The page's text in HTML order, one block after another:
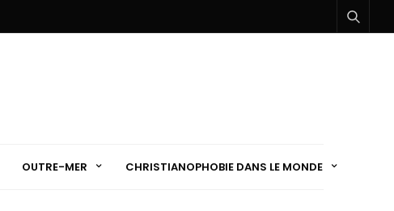
OUTRE-MER CHRISTIANOPHOBIE DANS LE MONDE